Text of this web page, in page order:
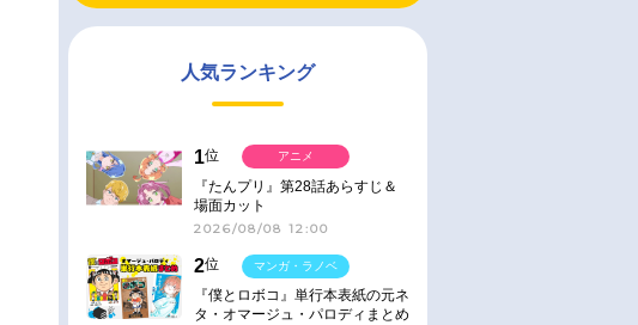
人気ランキング
1位
『たんプリ』第28話あらすじ＆
場面カット
2026/08/08 12:00
アニメ
2位
『僕とロボコ』単行本表紙の元ネ
タ・オマージュ・パロディまとめ
マンガ・ラノベ